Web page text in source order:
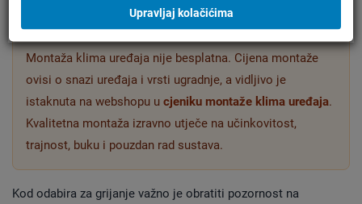
Važna napomena o montaži
Montaža klima uređaja nije besplatna. Cijena montaže
ovisi o snazi uređaja i vrsti ugradnje, a vidljivo je
istaknuta na webshopu u cjeniku montaže klima uređaja.
Kvalitetna montaža izravno utječe na učinkovitost,
trajnost, buku i pouzdan rad sustava.
Kod odabira za grijanje važno je obratiti pozornost na
Upravljaj kolačićima